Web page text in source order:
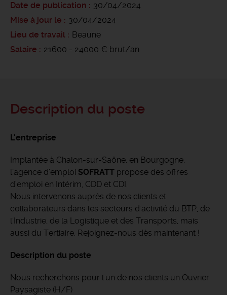
Date de publication
30/04/2024
Mise à jour le
30/04/2024
Lieu de travail
Beaune
Salaire
21600 - 24000 € brut/an
Description du poste
L'entreprise
Implantée à Chalon-sur-Saône, en Bourgogne,
l’agence d’emploi SOFRATT propose des offres
d'emploi en Intérim, CDD et CDI.
Nous intervenons auprès de nos clients et
collaborateurs dans les secteurs d'activité du BTP, de
l'Industrie, de la Logistique et des Transports, mais
aussi du Tertiaire. Rejoignez-nous dès maintenant !
Description du poste
Nous recherchons pour l'un de nos clients un Ouvrier
Paysagiste (H/F)